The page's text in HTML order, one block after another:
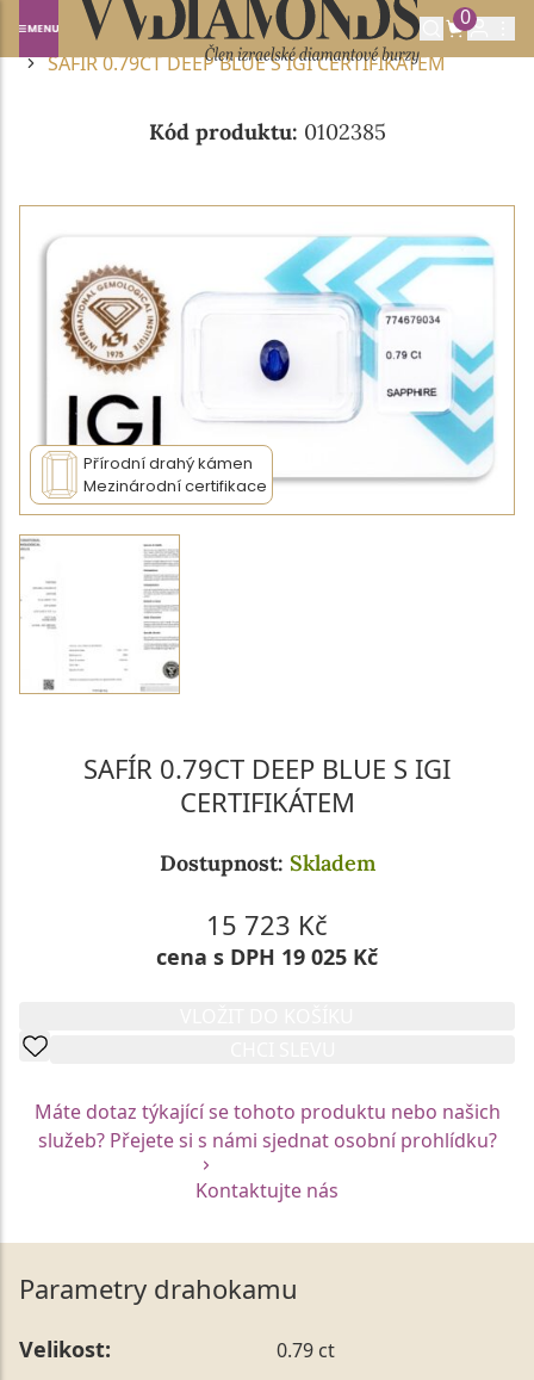
0
Domů DRAHOKAMY A POLODRAHOKAMY
SAFÍR
SAFÍR 0.79CT DEEP BLUE S IGI CERTIFIKÁTEM
Kód produktu: 0102385
Přírodní drahý kámen
Mezinárodní certifikace
SAFÍR 0.79CT DEEP BLUE S IGI
CERTIFIKÁTEM
Dostupnost: Skladem
15 723 Kč
cena s DPH 19 025 Kč
Máte dotaz týkající se tohoto produktu nebo našich
služeb? Přejete si s námi sjednat osobní prohlídku?
Kontaktujte nás
Parametry drahokamu
Velikost: 0.79 ct